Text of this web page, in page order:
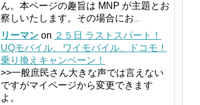
ん。本ページの趣旨は MNP が主題とお
察しいたします。その場合にお
リーマン on ２５日 ラストスパート！
UQモバイル、ワイモバイル、ドコモ！
乗り換えキャンペーン！
>>一般庶民さん大きな声では言えない
ですがマイページから変更できます
よ。